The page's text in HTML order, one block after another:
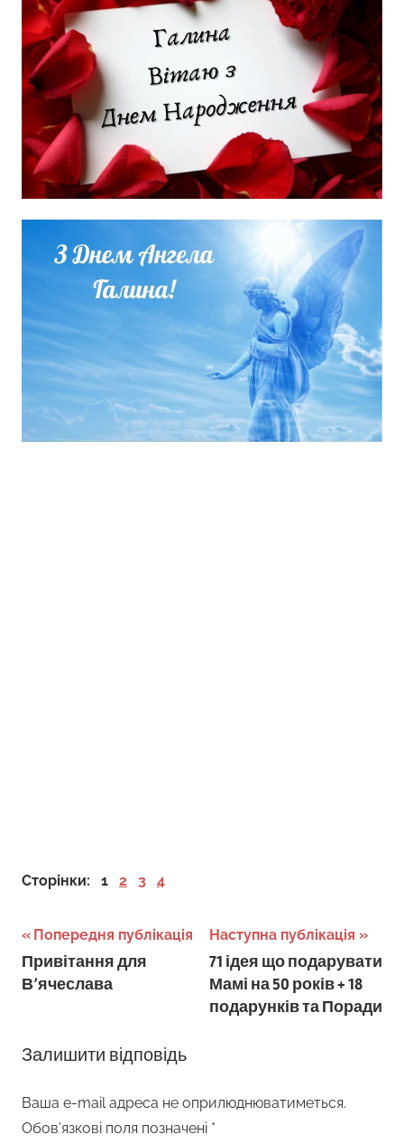
Сторінки: 1 2 3 4
Навігація
записів
Попередня публікація
Привітання для
В’ячеслава
Наступна публікація
71 ідея що подарувати
Мамі на 50 років + 18
подарунків та Поради
Залишити відповідь
Ваша e-mail адреса не оприлюднюватиметься.
Обов’язкові поля позначені *